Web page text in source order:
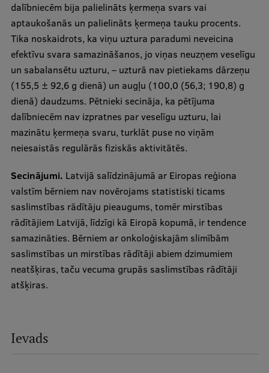
Studentu dzīve
Studiju norises vietas
Fakultātes
Mūsu cilvēki
Stratēģija
Struktūra
Identitāte
RSU fonds
Aula
Muzeji un ekspozīcijas
Ģerbonis
dalībniecēm bija palielināts ķermeņa svars vai
aptaukošanās un palielināts ķermeņa tauku procents.
Tika noskaidrots, ka viņu uztura paradumi neveicina
efektīvu svara samazināšanos, jo viņas neuzņem veselīgu
un sabalansētu uzturu, – uzturā nav pietiekams dārzeņu
(155,5 ± 92,6 g dienā) un augļu (100,0 (56,3; 190,8) g
dienā) daudzums. Pētnieki secināja, ka pētījuma
dalībniecēm nav izpratnes par veselīgu uzturu, lai
mazinātu ķermeņa svaru, turklāt puse no viņām
neiesaistās regulārās fiziskās aktivitātēs.
Secinājumi. Latvijā salīdzinājumā ar Eiropas reģiona
valstīm bērniem nav novērojams statistiski ticams
saslimstības rādītāju pieaugums, tomēr mirstības
rādītājiem Latvijā, līdzīgi kā Eiropā kopumā, ir tendence
samazināties. Bērniem ar onkoloģiskajām slimībām
saslimstības un mirstības rādītāji abiem dzimumiem
neatšķiras, taču vecuma grupās saslimstības rādītāji
atšķiras.
Ievads